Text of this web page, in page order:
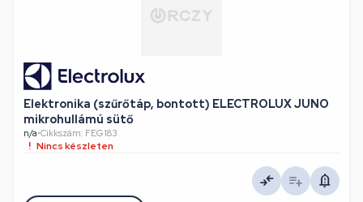
Elektronika (szűrőtáp, bontott) ELECTROLUX JUNO
mikrohullámú sütő
n/a•Cikkszám: FEG183
Nincs készleten